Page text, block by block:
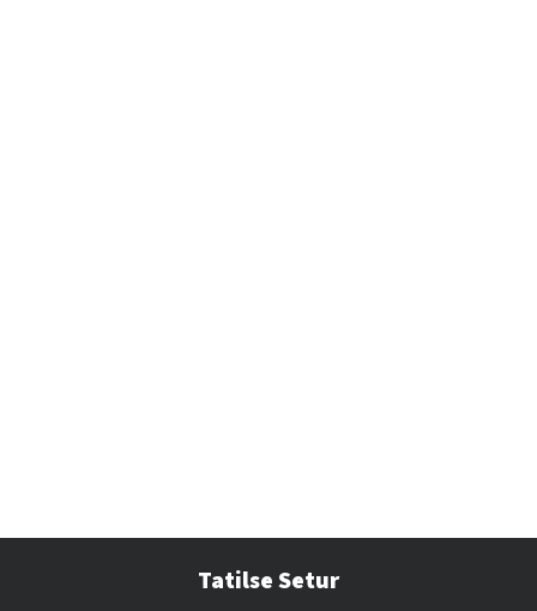
Tatilse Setur